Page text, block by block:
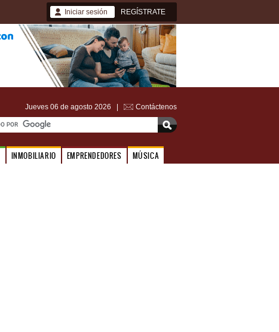
Iniciar sesión REGÍSTRATE
Jueves 06 de agosto 2026 | Contáctenos
INMOBILIARIO EMPRENDEDORES MÚSICA